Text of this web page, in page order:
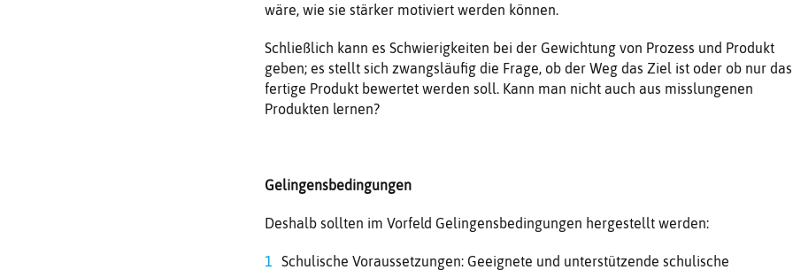
wäre, wie sie stärker motiviert werden können.
Schließlich kann es Schwierigkeiten bei der Gewichtung von Prozess und Produkt
geben; es stellt sich zwangsläufig die Frage, ob der Weg das Ziel ist oder ob nur das
fertige Produkt bewertet werden soll. Kann man nicht auch aus misslungenen
Produkten lernen?
Gelingensbedingungen
Deshalb sollten im Vorfeld Gelingensbedingungen hergestellt werden:
Schulische Voraussetzungen: Geeignete und unterstützende schulische